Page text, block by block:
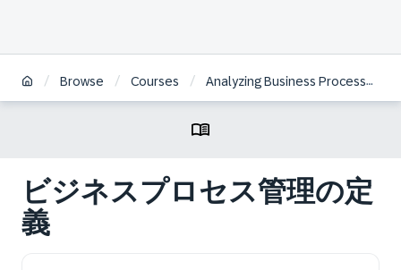
/ Browse / Courses / Analyzing Business Processes with SAP Signavio Solutions | JA
ビジネスプロセス管理の定
義